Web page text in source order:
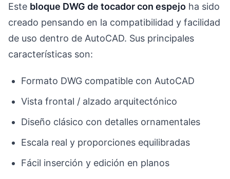
Este bloque DWG de tocador con espejo ha sido
creado pensando en la compatibilidad y facilidad
de uso dentro de AutoCAD. Sus principales
características son:
Formato DWG compatible con AutoCAD
Vista frontal / alzado arquitectónico
Diseño clásico con detalles ornamentales
Escala real y proporciones equilibradas
Fácil inserción y edición en planos